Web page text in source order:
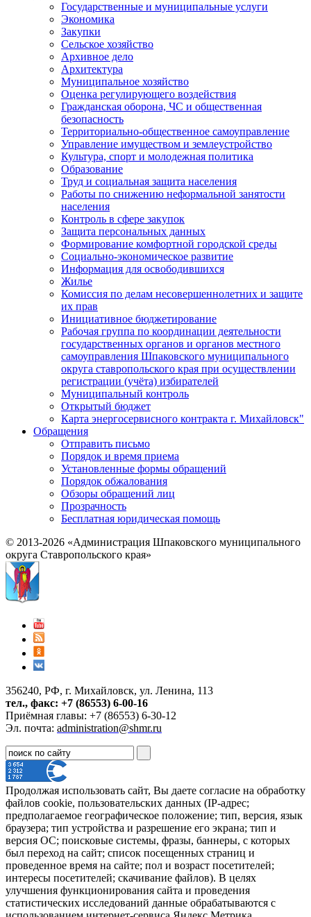
Государственные и муниципальные услуги
Экономика
Закупки
Сельское хозяйство
Архивное дело
Архитектура
Муниципальное хозяйство
Оценка регулирующего воздействия
Гражданская оборона, ЧС и общественная
безопасность
Территориально-общественное самоуправление
Управление имуществом и землеустройство
Культура, спорт и молодежная политика
Образование
Труд и социальная защита населения
Работы по снижению неформальной занятости
населения
Контроль в сфере закупок
Защита персональных данных
Формирование комфортной городской среды
Социально-экономическое развитие
Информация для освободившихся
Жилье
Комиссия по делам несовершеннолетних и защите
их прав
Инициативное бюджетирование
Рабочая группа по координации деятельности
государственных органов и органов местного
самоуправления Шпаковского муниципального
округа ставропольского края при осуществлении
регистрации (учёта) избирателей
Муниципальный контроль
Открытый бюджет
Карта энергосервисного контракта г. Михайловск"
Обращения
Отправить письмо
Порядок и время приема
Установленные формы обращений
Порядок обжалования
Обзоры обращений лиц
Прозрачность
Бесплатная юридическая помощь
© 2013-2026 «Администрация Шпаковского муниципального
округа Ставропольского края»
356240, РФ, г. Михайловск, ул. Ленина, 113
тел., факс: +7 (86553) 6-00-16
Приёмная главы: +7 (86553) 6-30-12
Эл. почта: administration@shmr.ru
Продолжая использовать сайт, Вы даете согласие на обработку
файлов cookie, пользовательских данных (IP-адрес;
предполагаемое географическое положение; тип, версия, язык
браузера; тип устройства и разрешение его экрана; тип и
версия ОС; поисковые системы, фразы, баннеры, с которых
был переход на сайт; список посещенных страниц и
проведенное время на сайте; пол и возраст посетителей;
интересы посетителей; скачивание файлов). В целях
улучшения функционирования сайта и проведения
статистических исследований данные обрабатываются с